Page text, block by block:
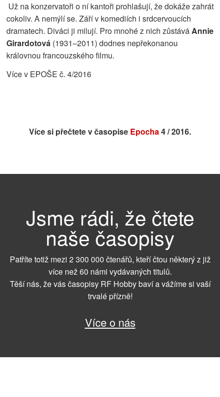
Už na konzervatoři o ní kantoři prohlašují, že dokáže zahrát
cokoliv. A nemýlí se. Září v komediích i srdcervoucích
dramatech. Diváci ji milují. Pro mnohé z nich zůstáváAnnie
Girardotová (1931–2011) dodnes nepřekonanou
královnou francouzského filmu.
Více v EPOŠE č. 4/2016
Více si přečtete v časopise Epocha4 / 2016.
Jsme rádi, že čtete
naše časopisy
Patříte totiž mezi 2 300 000 čtenářů, kteří čtou některý z již
více než 60 námi vydávaných titulů.
Těší nás, že vás časopisy RF Hobby baví a vážíme si vaší
trvalé přízně!
Více o nás